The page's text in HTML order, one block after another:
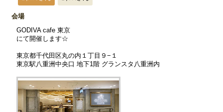
会場
GODIVA cafe 東京
にて開催します☆
東京都千代田区丸の内１丁目９−１
東京駅八重洲中央口 地下1階 グランスタ八重洲内